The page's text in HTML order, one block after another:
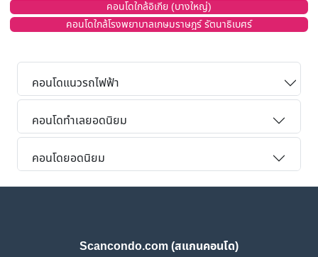
คอนโดใกล้อิเกีย (บางใหญ่)
คอนโดใกล้โรงพยาบาลเกษมราษฎร์ รัตนาธิเบศร์
คอนโดแนวรถไฟฟ้า
คอนโดทำเลยอดนิยม
คอนโดยอดนิยม
Scancondo.com (สแกนคอนโด)